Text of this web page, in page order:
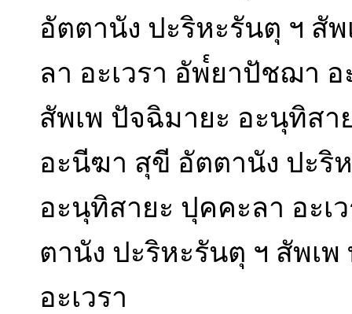
อัตตานัง ปะริหะรันตุ ฯ สั
ลา อะเวรา อัพ๎ยาปัชฌา
สัพเพ ปัจฉิมายะ อะนุทิส
อะนีฆา สุขี อัตตานัง ปะริ
อะนุทิสายะ ปุคคะลา อะ
ตานัง ปะริหะรันตุ ฯ สัพเ
อะเวรา